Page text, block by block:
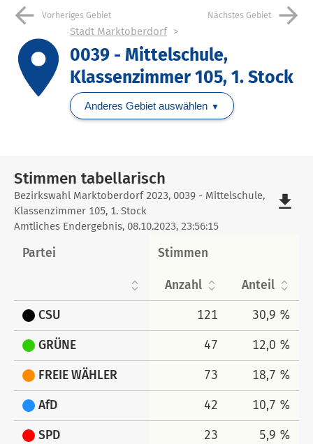
arrow_back Vorheriges Gebiet Nächstes Gebiet arrow_forward
place
Stadt Marktoberdorf
0039 - Mittelschule,
Klassenzimmer 105, 1. Stock
Anderes Gebiet auswählen
Stimmen tabellarisch
Stimmen
tabellarisch
Bezirkswahl Marktoberdorf 2023, 0039 - Mittelschule,
Klassenzimmer 105, 1. Stock
Amtliches Endergebnis, 08.10.2023, 23:56:15
file_download
Partei Stimmen
Anzahl Anteil
CSU 121 30,9 %
GRÜNE 47 12,0 %
FREIE WÄHLER 73 18,7 %
AfD 42 10,7 %
SPD 23 5,9 %